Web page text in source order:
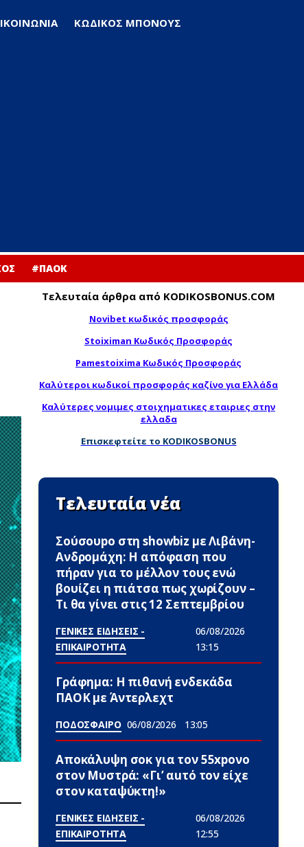
ΚΩΔΙΚΟΣ ΜΠΟΝΟΥΣ
#ΠΑΟΚ
Τελευταία άρθρα από KODIKOSBONUS.COM
Novibet κωδικός προσφοράς
Stoiximan Κωδικός Προσφοράς
Pamestoixima Κωδικός Προσφοράς
Καλύτεροι κωδικοί προσφοράς καζίνο για Ελλάδα
Καλύτερες νομιμες στοιχηματικες εταιριες στην
ελλαδα
Επισκεφτείτε το KODIKOSBONUS
Τελευταία νέα
Σούσουpo στη showbiz με Λιβάνη-
Ανδρομάχη: Η απόφαση που
πήραν για το μέλλον τους ενώ
βουίζει η πιάτσα πως χωρίζουν –
Τι θα γίνει στις 12 Σεπτεμβρίου
ΓΕΝΙΚΕΣ ΕΙΔΗΣΕΙΣ -
ΕΠΙΚΑΙΡΟΤΗΤΑ
06/08/2026
13:15
Γράφημα: Η πιθανή ενδεκάδα
ΠΑΟΚ με Άντερλεχτ
ΠΟΔΟΣΦΑΙΡΟ 06/08/2026 13:05
Αποκάλυψη σοκ για τον 55xpονο
στον Μυστρά: «Γι’ αuτό τον είχε
στον καταψύκτη!»
ΓΕΝΙΚΕΣ ΕΙΔΗΣΕΙΣ -
ΕΠΙΚΑΙΡΟΤΗΤΑ
06/08/2026
12:55